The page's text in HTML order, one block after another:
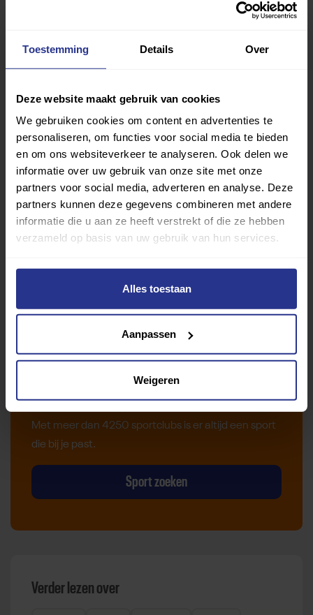
Toestemming Details Over
Deze website maakt gebruik van cookies
We gebruiken cookies om content en advertenties te
personaliseren, om functies voor social media te bieden
en om ons websiteverkeer te analyseren. Ook delen we
informatie over uw gebruik van onze site met onze
partners voor social media, adverteren en analyse. Deze
partners kunnen deze gegevens combineren met andere
informatie die u aan ze heeft verstrekt of die ze hebben
verzameld op basis van uw gebruik van hun services.
Alles toestaan
Aanpassen
Weigeren
Vind jouw sport
Van atletiek tot zwemmen: met onze Sportzoeker
Met meer dan 4250 sportclubs is er altijd een sport
die bij je past.
Sport zoeken
Verder lezen over